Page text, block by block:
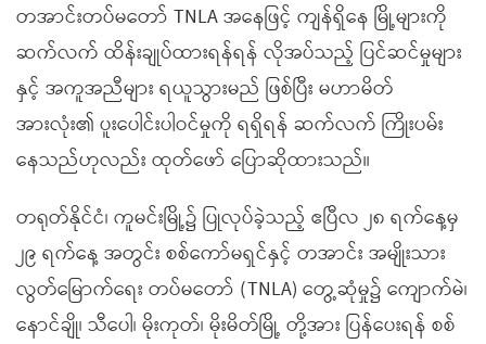
တအာင်းတပ်မတော် TNLA အနေဖြင့် ကျန်ရှိနေ မြို့များကို
ဆက်လက် ထိန်းချုပ်ထားရန်ရန် လိုအပ်သည့် ပြင်ဆင်မှုများ
နှင့် အကူအညီများ ရယူသွားမည် ဖြစ်ပြီး မဟာမိတ်
အားလုံး၏ ပူးပေါင်းပါဝင်မှုကို ရရှိရန် ဆက်လက် ကြိုးပမ်း
နေသည်ဟုလည်း ထုတ်ဖော် ပြောဆိုထားသည်။
တရုတ်နိုင်ငံ၊ ကူမင်းမြို့၌ ပြုလုပ်ခဲ့သည့် ဧပြီလ ၂၈ ရက်နေ့မှ
၂၉ ရက်နေ့ အတွင်း စစ်ကော်မရှင်နှင့် တအာင်း အမျိုးသား
လွတ်မြောက်ရေး တပ်မတော် (TNLA) တွေ့ဆုံမှု၌ ကျောက်မဲ၊
နောင်ချို၊ သီပေါ၊ မိုးကုတ်၊ မိုးမိတ်မြို့ တို့အား ပြန်ပေးရန် စစ်